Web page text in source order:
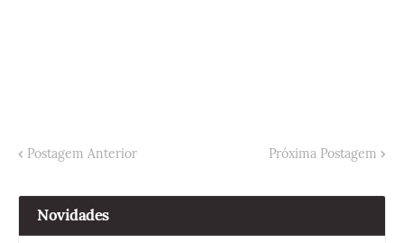
Postagem Anterior Próxima Postagem
Novidades